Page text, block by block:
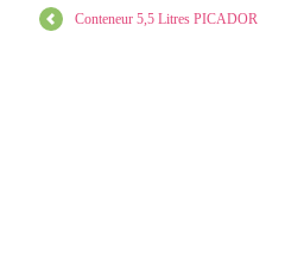
Conteneur 5,5 Litres PICADOR